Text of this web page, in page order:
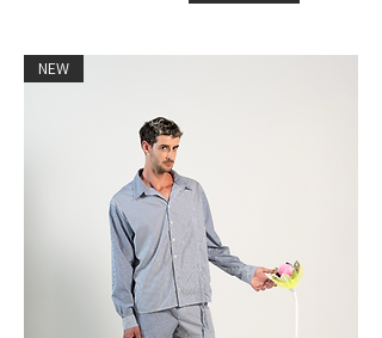
NEW